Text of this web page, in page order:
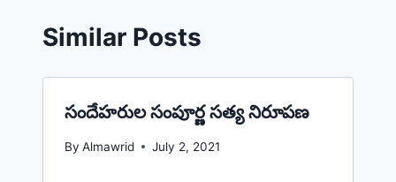
Similar Posts
సందేహరుల సంపూర్ణ సత్య నిరూపణ
By Almawrid July 2, 2021